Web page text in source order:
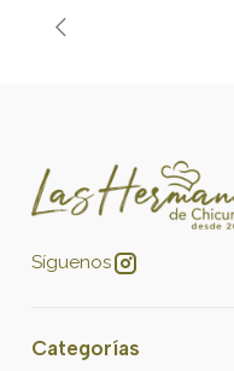
Síguenos
Categorías